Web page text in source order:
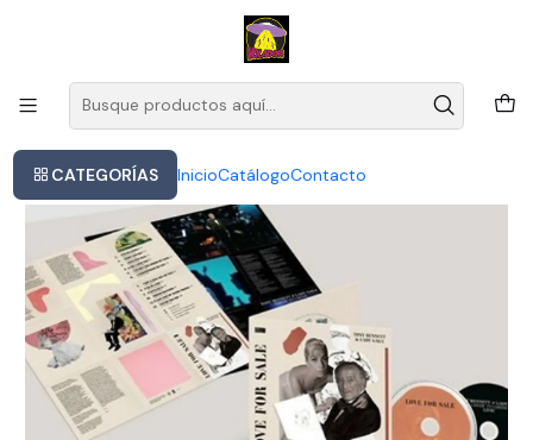
CATEGORÍAS InicioCatálogoContacto
Este es el texto del slide